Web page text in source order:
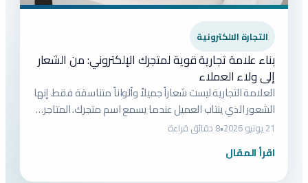
التجارة الالكترونية
بناء علامة تجارية قوية لمتجرك الإلكتروني: من الشعار
إلى ولاء العملاء
العلامة التجارية ليست شعاراً جميلاً وألواناً متناسقة فقط. إنها
الشعور الذي ينتاب العميل عندما يسمع اسم متجرك. المتاجر…
21 يونيو 2026 •8 دقائق قراءة
اقرأ المقال